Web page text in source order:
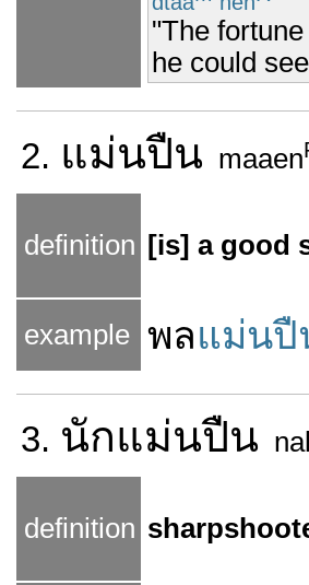
"The
he could
2. แม่นปืน maaen
definition [is] a good
example พลแม่นปื
3. นักแม่นปืน
definition